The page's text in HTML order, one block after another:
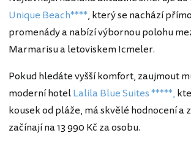
Unique Beach****, který se nachází
promenády a nabízí výbornou polohu
Marmarisu a letoviskem Icmeler.
Pokud hledáte vyšší komfort, zaujmout
moderní hotelLalila Blue Suites *****,
kousek od pláže, má skvělé hodnocení a
začínají na 13 990 Kč za osobu.